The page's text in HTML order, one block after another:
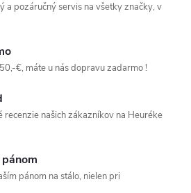
a pozáručný servis na všetky značky, v
€, máte u nás dopravu zadarmo !
recenzie našich zákazníkov na Heuréke
pánom na stálo, nielen pri